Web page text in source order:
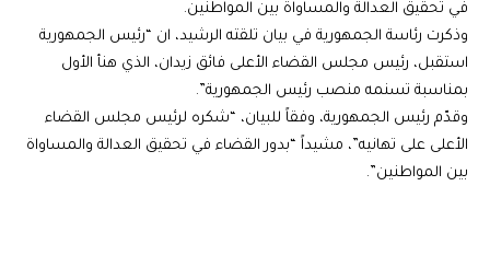
في تحقيق العدالة والمساواة بين المواطنين.
وذكرت رئاسة الجمهورية في بيان تلقته الرشيد، ان “رئيس الجمهورية
استقبل، رئيس مجلس القضاء الأعلى فائق زيدان، الذي هنأ الأول
بمناسبة تسنمه منصب رئيس الجمهورية”.
وقدّم رئيس الجمهورية، وفقاً للبيان، “شكره لرئيس مجلس القضاء
الأعلى على تهانيه”، مشيداً “بدور القضاء في تحقيق العدالة والمساواة
بين المواطنين”.